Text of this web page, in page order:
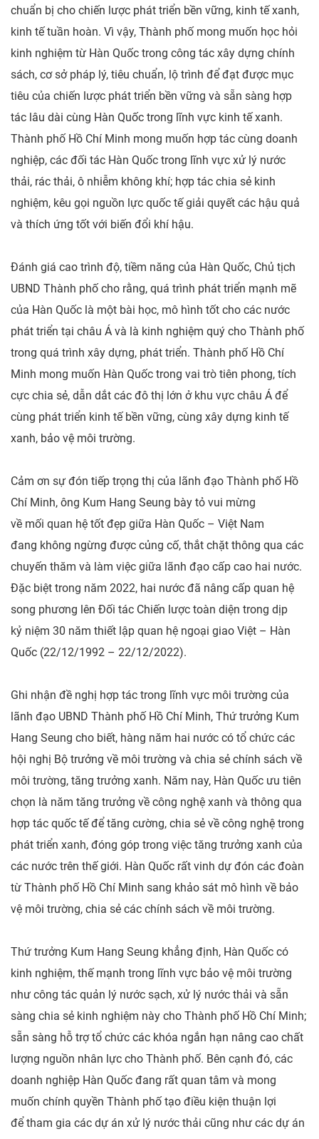
chuẩn bị cho chiến lược phát triển bền vững, kinh tế xanh,
kinh tế tuần hoàn. Vì vậy, Thành phố mong muốn học hỏi
kinh nghiệm từ Hàn Quốc trong công tác xây dựng chính
sách, cơ sở pháp lý, tiêu chuẩn, lộ trình để đạt được mục
tiêu của chiến lược phát triển bền vững và sẵn sàng hợp
tác lâu dài cùng Hàn Quốc trong lĩnh vực kinh tế xanh.
Thành phố Hồ Chí Minh mong muốn hợp tác cùng doanh
nghiệp, các đối tác Hàn Quốc trong lĩnh vực xử lý nước
thải, rác thải, ô nhiễm không khí; hợp tác chia sẻ kinh
nghiệm, kêu gọi nguồn lực quốc tế giải quyết các hậu quả
và thích ứng tốt với biến đổi khí hậu.
Đánh giá cao trình độ, tiềm năng của Hàn Quốc, Chủ tịch
UBND Thành phố cho rằng, quá trình phát triển mạnh mẽ
của Hàn Quốc là một bài học, mô hình tốt cho các nước
phát triển tại châu Á và là kinh nghiệm quý cho Thành phố
trong quá trình xây dựng, phát triển. Thành phố Hồ Chí
Minh mong muốn Hàn Quốc trong vai trò tiên phong, tích
cực chia sẻ, dẫn dắt các đô thị lớn ở khu vực châu Á để
cùng phát triển kinh tế bền vững, cùng xây dựng kinh tế
xanh, bảo vệ môi trường.
Cảm ơn sự đón tiếp trọng thị của lãnh đạo Thành phố Hồ
Chí Minh, ông Kum Hang Seung bày tỏ vui mừng
về mối quan hệ tốt đẹp giữa Hàn Quốc – Việt Nam
đang không ngừng được củng cố, thắt chặt thông qua các
chuyến thăm và làm việc giữa lãnh đạo cấp cao hai nước.
Đặc biệt trong năm 2022, hai nước đã nâng cấp quan hệ
song phương lên Đối tác Chiến lược toàn diện trong dịp
kỷ niệm 30 năm thiết lập quan hệ ngoại giao Việt – Hàn
Quốc (22/12/1992 – 22/12/2022).
Ghi nhận đề nghị hợp tác trong lĩnh vực môi trường của
lãnh đạo UBND Thành phố Hồ Chí Minh, Thứ trưởng Kum
Hang Seung cho biết, hàng năm hai nước có tổ chức các
hội nghị Bộ trưởng về môi trường và chia sẻ chính sách về
môi trường, tăng trưởng xanh. Năm nay, Hàn Quốc ưu tiên
chọn là năm tăng trưởng về công nghệ xanh và thông qua
hợp tác quốc tế để tăng cường, chia sẻ về công nghệ trong
phát triển xanh, đóng góp trong việc tăng trưởng xanh của
các nước trên thế giới. Hàn Quốc rất vinh dự đón các đoàn
từ Thành phố Hồ Chí Minh sang khảo sát mô hình về bảo
vệ môi trường, chia sẻ các chính sách về môi trường.
Thứ trưởng Kum Hang Seung khẳng định, Hàn Quốc có
kinh nghiệm, thế mạnh trong lĩnh vực bảo vệ môi trường
như công tác quản lý nước sạch, xử lý nước thải và sẵn
sàng chia sẻ kinh nghiệm này cho Thành phố Hồ Chí Minh;
sẵn sàng hỗ trợ tổ chức các khóa ngắn hạn nâng cao chất
lượng nguồn nhân lực cho Thành phố. Bên cạnh đó, các
doanh nghiệp Hàn Quốc đang rất quan tâm và mong
muốn chính quyền Thành phố tạo điều kiện thuận lợi
để tham gia các dự án xử lý nước thải cũng như các dự án